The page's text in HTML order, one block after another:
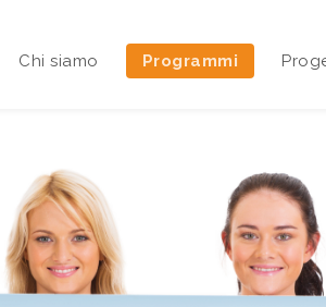
Chi siamo
Area riservata Sedi Territoriali
Programmi